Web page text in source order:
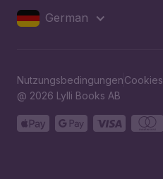
German
NutzungsbedingungenCookies
@ 2026 Lylli Books AB